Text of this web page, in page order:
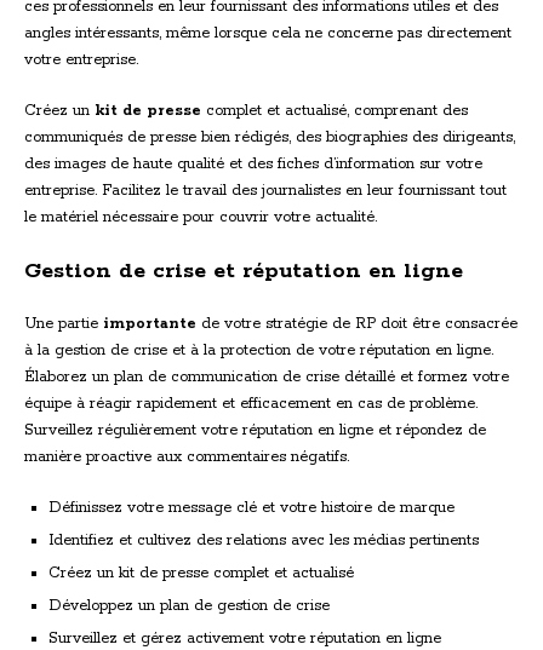
ces professionnels en leur fournissant des informations utiles et des
angles intéressants, même lorsque cela ne concerne pas directement
votre entreprise.
Créez un kit de presse complet et actualisé, comprenant des
communiqués de presse bien rédigés, des biographies des dirigeants,
des images de haute qualité et des fiches d’information sur votre
entreprise. Facilitez le travail des journalistes en leur fournissant tout
le matériel nécessaire pour couvrir votre actualité.
Gestion de crise et réputation en ligne
Une partie importante de votre stratégie de RP doit être consacrée
à la gestion de crise et à la protection de votre réputation en ligne.
Élaborez un plan de communication de crise détaillé et formez votre
équipe à réagir rapidement et efficacement en cas de problème.
Surveillez régulièrement votre réputation en ligne et répondez de
manière proactive aux commentaires négatifs.
Définissez votre message clé et votre histoire de marque
Identifiez et cultivez des relations avec les médias pertinents
Créez un kit de presse complet et actualisé
Développez un plan de gestion de crise
Surveillez et gérez activement votre réputation en ligne